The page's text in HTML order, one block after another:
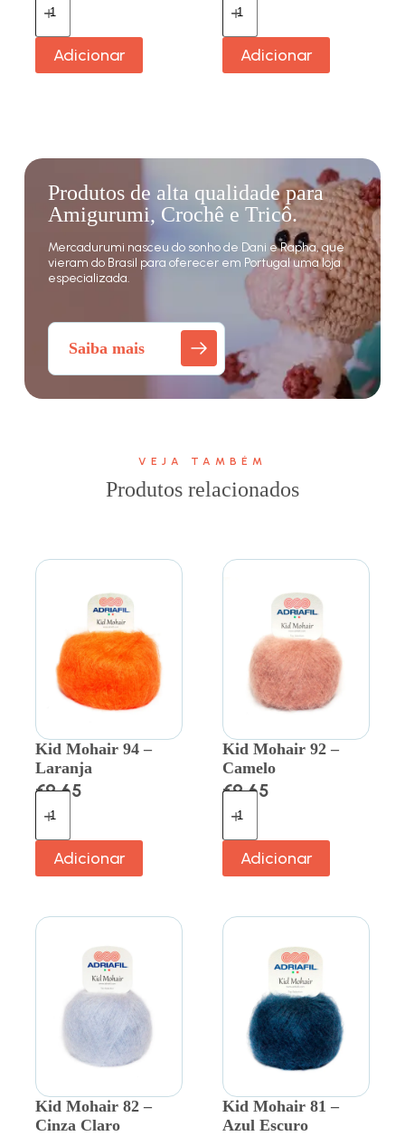
Adicionar Adicionar
Produtos de alta qualidade para
Amigurumi, Crochê e Tricô.
Mercadurumi nasceu do sonho de Dani e Rapha, que
vieram do Brasil para oferecer em Portugal uma loja
especializada.
Saiba mais
VEJA TAMBÉM
Produtos relacionados
Kid Mohair 94 –
Laranja
€9.65
Adicionar
Kid Mohair 92 –
Camelo
€9.65
Adicionar
Kid Mohair 82 –
Cinza Claro
Kid Mohair 81 –
Azul Escuro